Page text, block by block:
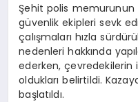
Şehit polis memurunun
güvenlik ekipleri sevk
çalışmaları hızla
nedenleri hakkında
ederken, çevredekilerin
oldukları belirtildi.
başlatıldı.